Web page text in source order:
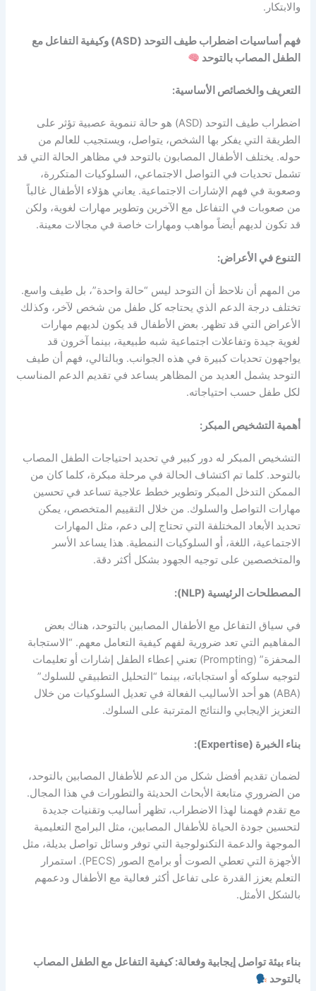
والابتكار.
فهم أساسيات اضطراب طيف التوحد (ASD) وكيفية التفاعل مع
الطفل المصاب بالتوحد
التعريف والخصائص الأساسية:
اضطراب طيف التوحد (ASD) هو حالة تنموية عصبية تؤثر على
الطريقة التي يفكر بها الشخص، يتواصل، ويستجيب للعالم من
حوله. يختلف الأطفال المصابون بالتوحد في مظاهر الحالة التي قد
تشمل تحديات في التواصل الاجتماعي، السلوكيات المتكررة،
وصعوبة في فهم الإشارات الاجتماعية. يعاني هؤلاء الأطفال غالباً
من صعوبات في التفاعل مع الآخرين وتطوير مهارات لغوية، ولكن
قد تكون لديهم أيضاً مواهب ومهارات خاصة في مجالات معينة.
التنوع في الأعراض:
من المهم أن نلاحظ أن التوحد ليس “حالة واحدة”، بل طيف واسع.
تختلف درجة الدعم الذي يحتاجه كل طفل من شخص لآخر، وكذلك
الأعراض التي قد تظهر. بعض الأطفال قد يكون لديهم مهارات
لغوية جيدة وتفاعلات اجتماعية شبه طبيعية، بينما آخرون قد
يواجهون تحديات كبيرة في هذه الجوانب. وبالتالي، فهم أن طيف
التوحد يشمل العديد من المظاهر يساعد في تقديم الدعم المناسب
لكل طفل حسب احتياجاته.
أهمية التشخيص المبكر:
التشخيص المبكر له دور كبير في تحديد احتياجات الطفل المصاب
بالتوحد. كلما تم اكتشاف الحالة في مرحلة مبكرة، كلما كان من
الممكن التدخل المبكر وتطوير خطط علاجية تساعد في تحسين
مهارات التواصل والسلوك. من خلال التقييم المتخصص، يمكن
تحديد الأبعاد المختلفة التي تحتاج إلى دعم، مثل المهارات
الاجتماعية، اللغة، أو السلوكيات النمطية. هذا يساعد الأسر
والمتخصصين على توجيه الجهود بشكل أكثر دقة.
المصطلحات الرئيسية (NLP):
في سياق التفاعل مع الأطفال المصابين بالتوحد، هناك بعض
المفاهيم التي تعد ضرورية لفهم كيفية التعامل معهم. “الاستجابة
المحفزة” (Prompting) تعني إعطاء الطفل إشارات أو تعليمات
لتوجيه سلوكه أو استجاباته، بينما “التحليل التطبيقي للسلوك”
(ABA) هو أحد الأساليب الفعالة في تعديل السلوكيات من خلال
التعزيز الإيجابي والنتائج المترتبة على السلوك.
بناء الخبرة (Expertise):
لضمان تقديم أفضل شكل من الدعم للأطفال المصابين بالتوحد،
من الضروري متابعة الأبحاث الحديثة والتطورات في هذا المجال.
مع تقدم فهمنا لهذا الاضطراب، تظهر أساليب وتقنيات جديدة
لتحسين جودة الحياة للأطفال المصابين، مثل البرامج التعليمية
الموجهة والدعمة التكنولوجية التي توفر وسائل تواصل بديلة، مثل
الأجهزة التي تعطي الصوت أو برامج الصور (PECS). استمرار
التعلم يعزز القدرة على تفاعل أكثر فعالية مع الأطفال ودعمهم
بالشكل الأمثل.
بناء بيئة تواصل إيجابية وفعالة: كيفية التفاعل مع الطفل المصاب
بالتوحد